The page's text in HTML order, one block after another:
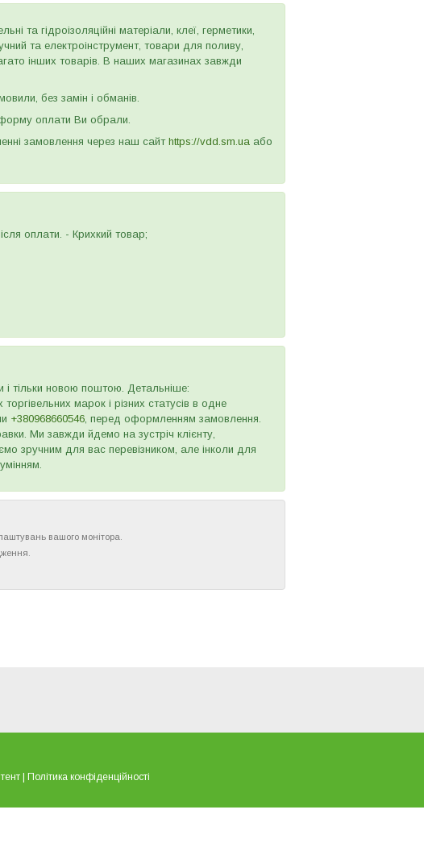
та гідроізоляційні матеріали, клеї, герметики,
та електроінструмент, товари для поливу,
інших товарів. В наших магазинах завжди
без замін і обманів.
оплати Ви обрали.
замовлення через наш сайт https://vdd.sm.ua або
оплати. - Крихкий товар;
тільки новою поштою. Детальніше:
марок і різних статусів в одне
+380968660546, перед оформленням замовлення.
Ми завжди йдемо на зустріч клієнту,
зручним для вас перевізником, але інколи для
вашого монітора.
Політика конфіденційності